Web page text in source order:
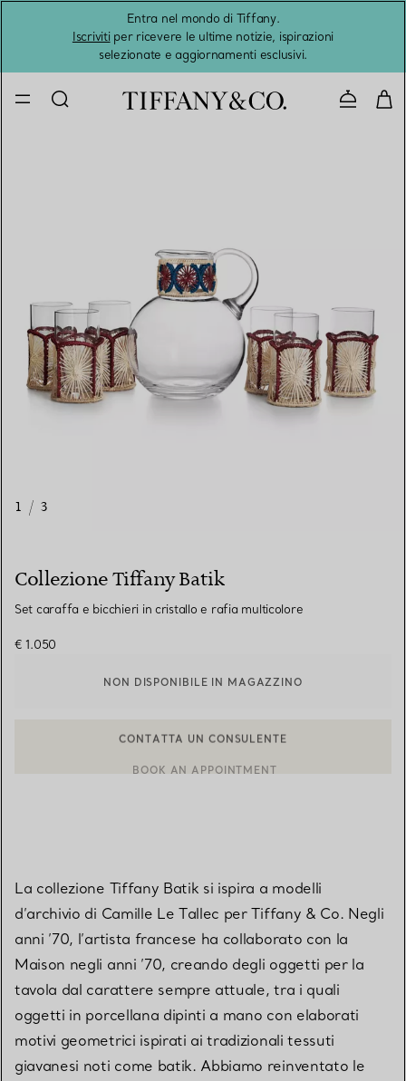
Entra nel mondo di Tiffany.
Iscrivitiper ricevere le ultime notizie, ispirazioni
selezionate e aggiornamenti esclusivi.
1 / 3
Collezione Tiffany Batik
Set caraffa e bicchieri in cristallo e rafia multicolore
€ 1.050
NON DISPONIBILE IN MAGAZZINO
La collezione Tiffany Batik si ispira a modelli
d’archivio di Camille Le Tallec per Tiffany & Co. Negli
anni ’70, l’artista francese ha collaborato con la
Maison negli anni ’70, creando degli oggetti per la
tavola dal carattere sempre attuale, tra i quali
oggetti in porcellana dipinti a mano con elaborati
motivi geometrici ispirati ai tradizionali tessuti
giavanesi noti come batik. Abbiamo reinventato le